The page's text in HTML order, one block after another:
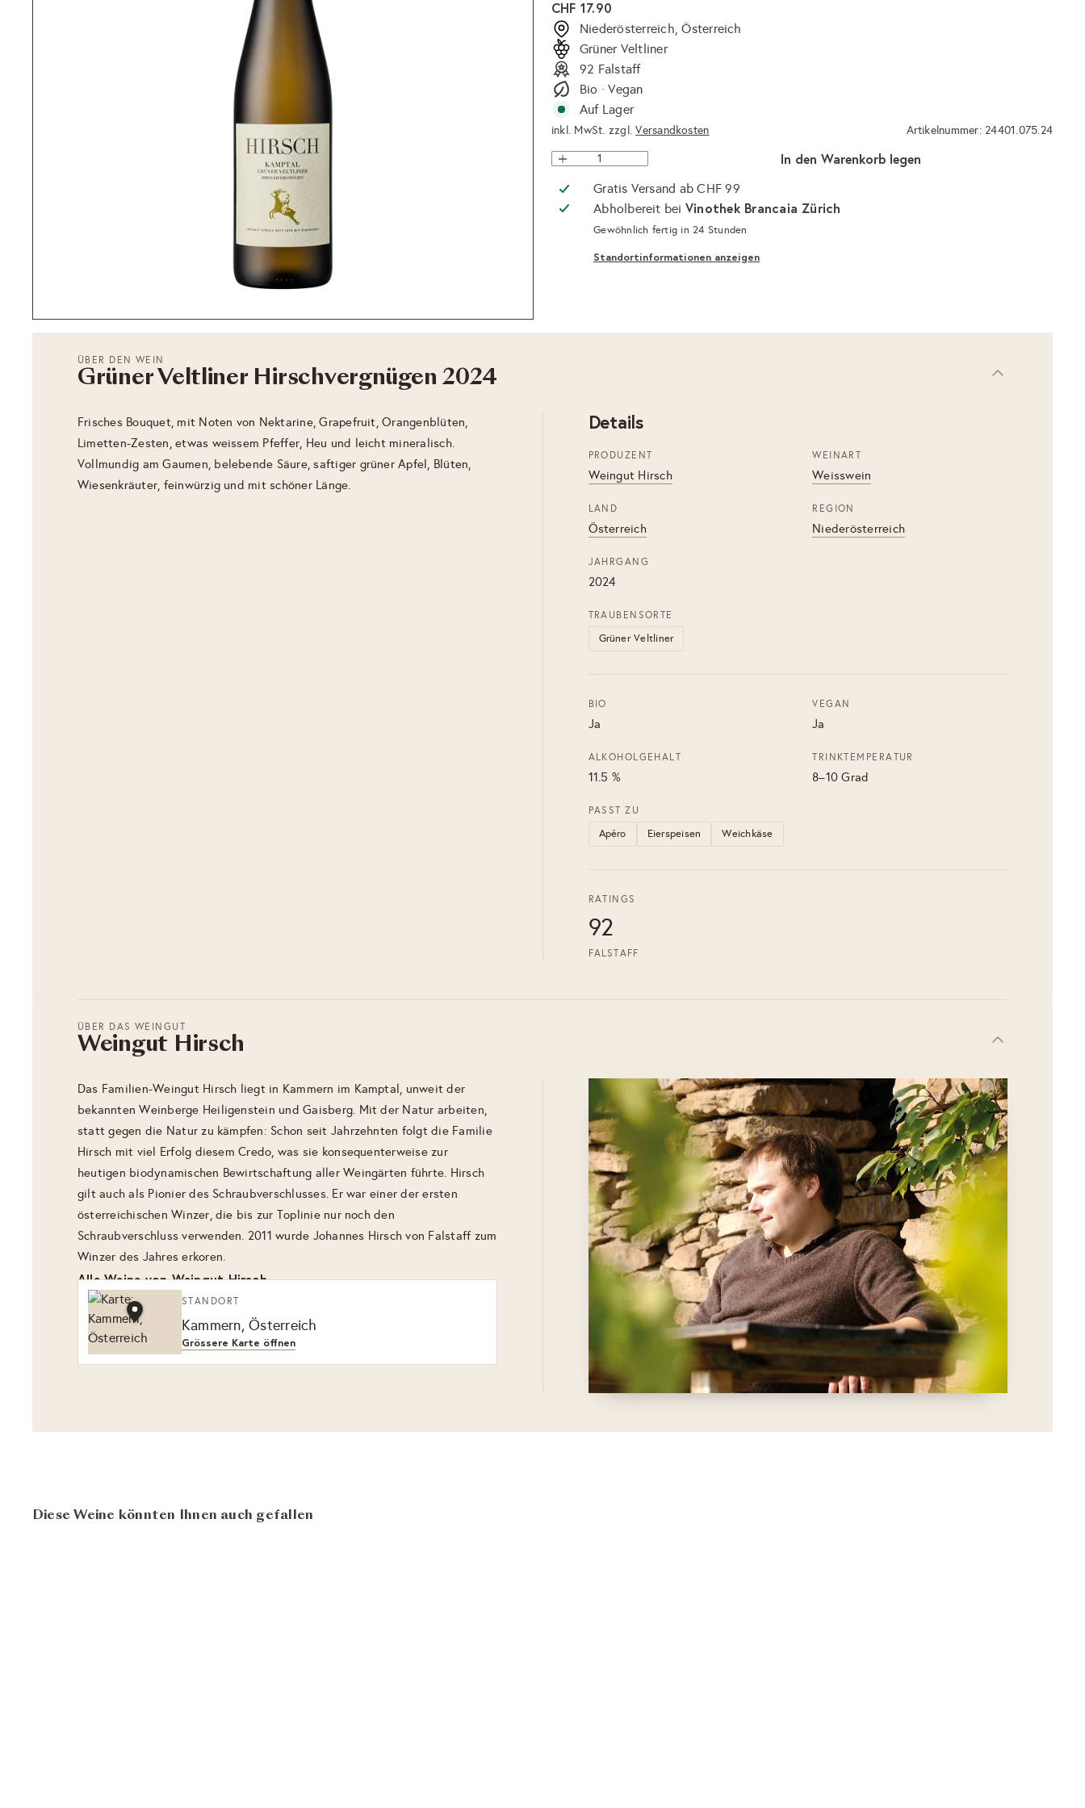
Normaler
Preis
CHF 17.90
Niederösterreich, Österreich
Grüner Veltliner
92 Falstaff
Bio · Vegan
Auf Lager
inkl. MwSt. zzgl.Versandkosten Artikelnummer: 24401.075.24
In den Warenkorb legen
Gratis Versand ab CHF 99
Abholbereit bei Vinothek Brancaia Zürich
Gewöhnlich fertig in 24 Stunden
Standortinformationen anzeigen
ÜBER DEN WEIN
Grüner Veltliner Hirschvergnügen 2024
Frisches Bouquet, mit Noten von Nektarine, Grapefruit, Orangenblüten,
Limetten-Zesten, etwas weissem Pfeffer, Heu und leicht mineralisch.
Vollmundig am Gaumen, belebende Säure, saftiger grüner Apfel, Blüten,
Wiesenkräuter, feinwürzig und mit schöner Länge.
Details
PRODUZENT
Weingut Hirsch
WEINART
Weisswein
LAND
Österreich
REGION
Niederösterreich
JAHRGANG
2024
TRAUBENSORTE
Grüner Veltliner
BIO
Ja
VEGAN
Ja
ALKOHOLGEHALT
11.5 %
TRINKTEMPERATUR
8–10 Grad
PASST ZU
Apéro Eierspeisen Weichkäse
RATINGS
92
FALSTAFF
ÜBER DAS WEINGUT
Weingut Hirsch
Das Familien-Weingut Hirsch liegt in Kammern im Kamptal, unweit der
bekannten Weinberge Heiligenstein und Gaisberg. Mit der Natur arbeiten,
statt gegen die Natur zu kämpfen: Schon seit Jahrzehnten folgt die Familie
Hirsch mit viel Erfolg diesem Credo, was sie konsequenterweise zur
heutigen biodynamischen Bewirtschaftung aller Weingärten führte. Hirsch
gilt auch als Pionier des Schraubverschlusses. Er war einer der ersten
österreichischen Winzer, die bis zur Toplinie nur noch den
Schraubverschluss verwenden. 2011 wurde Johannes Hirsch von Falstaff zum
Winzer des Jahres erkoren.
Alle Weine von Weingut Hirsch
STANDORT
Kammern, Österreich
Grössere Karte öffnen
Diese Weine könnten Ihnen auch gefallen